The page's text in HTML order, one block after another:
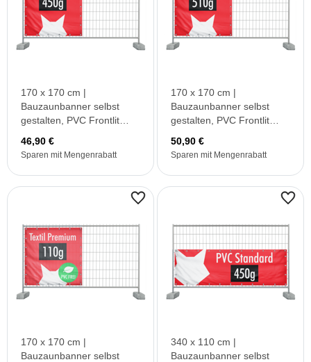
170 x 170 cm |
Bauzaunbanner selbst
gestalten, PVC Frontlit
46,90 €
Sparen mit Mengenrabatt
170 x 170 cm |
Bauzaunbanner selbst
gestalten, PVC Frontlit
50,90 €
Sparen mit Mengenrabatt
170 x 170 cm |
Bauzaunbanner selbst
340 x 110 cm |
Bauzaunbanner selbst